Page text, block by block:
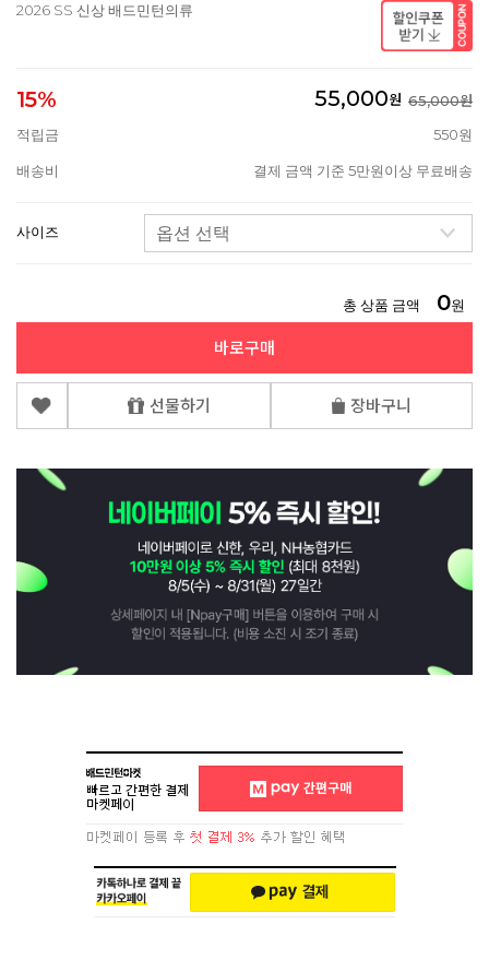
2026 SS 신상 배드민턴의류
15% 55,000원 65,000원
적립금
550원
배송비 결제 금액 기준 5만원이상 무료배송
사이즈
총 상품 금액 0원
바로구매
선물하기 장바구니